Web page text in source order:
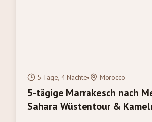
5 Tage, 4 Nächte• Morocco
5-tägige Marrakesch nach
Sahara Wüstentour &